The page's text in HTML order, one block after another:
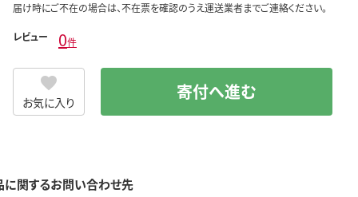
届け時にご不在の場合は、不在票を確認のうえ運送業者までご連絡ください。
レビュー 0件
お気に入り 寄付へ進む
に関するお問い合わせ先